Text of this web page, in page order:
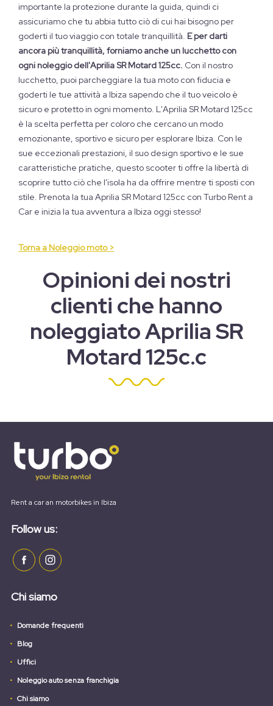
importante la protezione durante la guida, quindi ci
assicuriamo che tu abbia tutto ciò di cui hai bisogno per
goderti il ​​tuo viaggio con totale tranquillità. E per darti
ancora più tranquillità, forniamo anche un lucchetto con
ogni noleggio dell'Aprilia SR Motard 125cc. Con il nostro
lucchetto, puoi parcheggiare la tua moto con fiducia e
goderti le tue attività a Ibiza sapendo che il tuo veicolo è
sicuro e protetto in ogni momento. L'Aprilia SR Motard 125cc
è la scelta perfetta per coloro che cercano un modo
emozionante, sportivo e sicuro per esplorare Ibiza. Con le
sue eccezionali prestazioni, il suo design sportivo e le sue
caratteristiche pratiche, questo scooter ti offre la libertà di
scoprire tutto ciò che l'isola ha da offrire mentre ti sposti con
stile. Prenota la tua Aprilia SR Motard 125cc con Turbo Rent a
Car e inizia la tua avventura a Ibiza oggi stesso!
Torna a Noleggio moto >
Opinioni dei nostri
clienti che hanno
noleggiato Aprilia SR
Motard 125c.c
Rent a car an motorbikes in Ibiza
Follow us:
Chi siamo
Domande frequenti
Blog
Uffici
Noleggio auto senza franchigia
Chi siamo